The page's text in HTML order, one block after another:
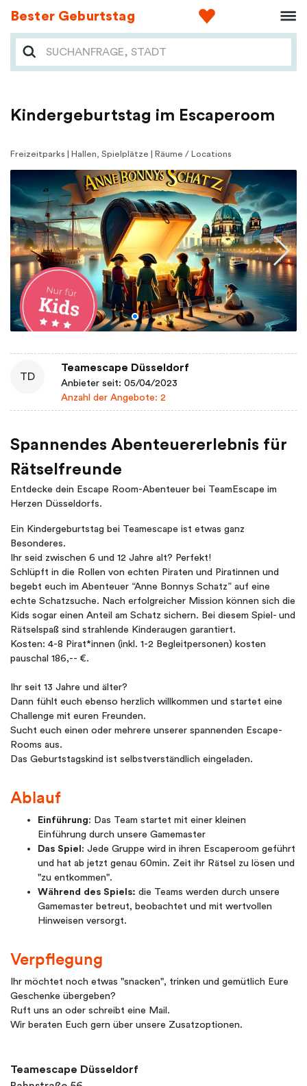
Bester Geburtstag
Kindergeburtstag im Escaperoom
Freizeitparks | Hallen, Spielplätze | Räume / Locations
TD
Teamescape Düsseldorf
Anbieter seit: 05/04/2023
Anzahl der Angebote: 2
Spannendes Abenteuererlebnis für
Rätselfreunde
Entdecke dein Escape Room-Abenteuer bei TeamEscape im
Herzen Düsseldorfs.
Ein Kindergeburtstag bei Teamescape ist etwas ganz
Besonderes.
Ihr seid zwischen 6 und 12 Jahre alt? Perfekt!
Schlüpft in die Rollen von echten Piraten und Piratinnen und
begebt euch im Abenteuer “Anne Bonnys Schatz” auf eine
echte Schatzsuche. Nach erfolgreicher Mission können sich die
Kids sogar einen Anteil am Schatz sichern. Bei diesem Spiel- und
Rätselspaß sind strahlende Kinderaugen garantiert.
Kosten: 4-8 Pirat*innen (inkl. 1-2 Begleitpersonen) kosten
pauschal 186,-- €.
Ihr seit 13 Jahre und älter?
Dann fühlt euch ebenso herzlich willkommen und startet eine
Challenge mit euren Freunden.
Sucht euch einen oder mehrere unserer spannenden Escape-
Rooms aus.
Das Geburtstagskind ist selbstverständlich eingeladen.
Ablauf
Einführung: Das Team startet mit einer kleinen
Einführung durch unsere Gamemaster
Das Spiel : Jede Gruppe wird in ihren Escaperoom geführt
und hat ab jetzt genau 60min. Zeit ihr Rätsel zu lösen und
"zu entkommen".
Während des Spiels: die Teams werden durch unsere
Gamemaster betreut, beobachtet und mit wertvollen
Hinweisen versorgt.
Verpflegung
Ihr möchtet noch etwas "snacken", trinken und gemütlich Eure
Geschenke übergeben?
Ruft uns an oder schreibt eine Mail.
Wir beraten Euch gern über unsere Zusatzoptionen.
Teamescape Düsseldorf